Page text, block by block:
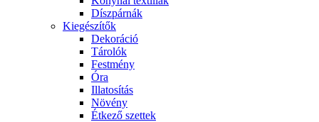
Díszpárnák
Kiegészítők
Dekoráció
Tárolók
Festmény
Óra
Illatosítás
Növény
Étkező szettek